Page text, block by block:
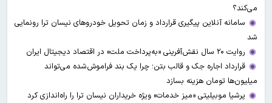
می‌کند؟
سامانه آنلاین پیگیری قرارداد‌ و زمان تحویل خودرو‌های نیسان ترا رونمایی
شد
روایت ۲۰ سال نقش‌آفرینی «به‌پرداخت ملت» در اقتصاد دیجیتال ایران
قرارداد اجاره جک و قالب بتن؛ چرا یک بند فراموش‌شده می‌تواند
میلیون‌ها تومان هزینه بسازد
پرشیا موبیلیتی «میز خدمات» ویژه خریداران نیسان ترا را راه‌اندازی کرد